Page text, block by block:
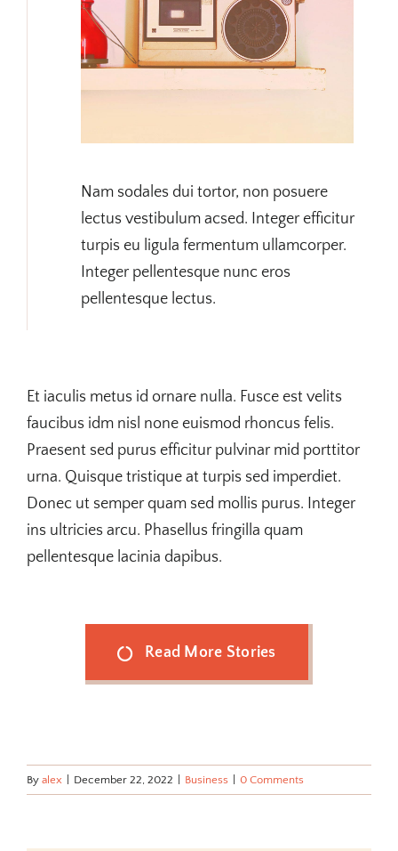
Nam sodales dui tortor, non posuere
lectus vestibulum acsed. Integer efficitur
turpis eu ligula fermentum ullamcorper.
Integer pellentesque nunc eros
pellentesque lectus.
Et iaculis metus id ornare nulla. Fusce est velits
faucibus idm nisl none euismod rhoncus felis.
Praesent sed purus efficitur pulvinar mid porttitor
urna. Quisque tristique at turpis sed imperdiet.
Donec ut semper quam sed mollis purus. Integer
ins ultricies arcu. Phasellus fringilla quam
pellentesque lacinia dapibus.
Read More Stories
By alex December 22, 2022 Business 0 Comments